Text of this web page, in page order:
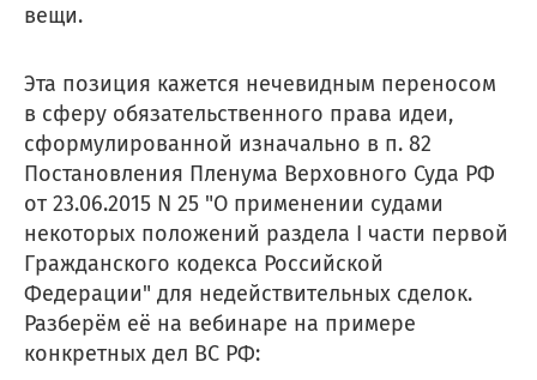
вещи.
Эта позиция кажется нечевидным переносом
в сферу обязательственного права идеи,
сформулированной изначально в п. 82
Постановления Пленума Верховного Суда РФ
от 23.06.2015 N 25 "О применении судами
некоторых положений раздела I части первой
Гражданского кодекса Российской
Федерации" для недействительных сделок.
Разберём её на вебинаре на примере
конкретных дел ВС РФ: